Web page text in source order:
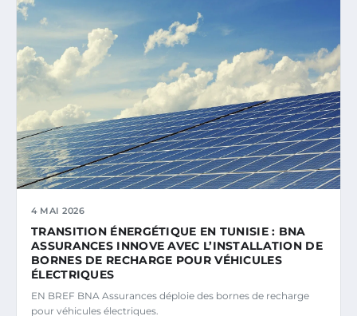
4 MAI 2026
TRANSITION ÉNERGÉTIQUE EN TUNISIE : BNA
ASSURANCES INNOVE AVEC L’INSTALLATION DE
BORNES DE RECHARGE POUR VÉHICULES
ÉLECTRIQUES
EN BREF BNA Assurances déploie des bornes de recharge
pour véhicules électriques.